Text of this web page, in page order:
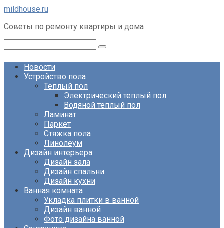
Перейти
контенту
mildhouse.ru
Советы по ремонту квартиры и дома
Новости
Устройство пола
Теплый пол
Электрический теплый пол
Водяной теплый пол
Ламинат
Паркет
Стяжка пола
Линолеум
Дизайн интерьера
Дизайн зала
Дизайн спальни
Дизайн кухни
Ванная комната
Укладка плитки в ванной
Дизайн ванной
Фото дизайна ванной